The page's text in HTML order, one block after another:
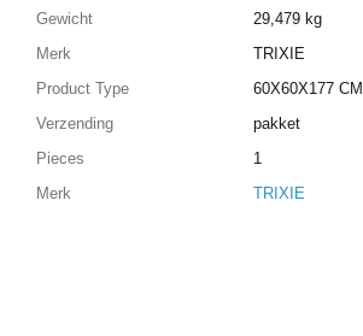
Gewicht
29,479 kg
Merk
TRIXIE
Product Type
60X60X177 CM
Verzending
pakket
Pieces
1
Merk
TRIXIE